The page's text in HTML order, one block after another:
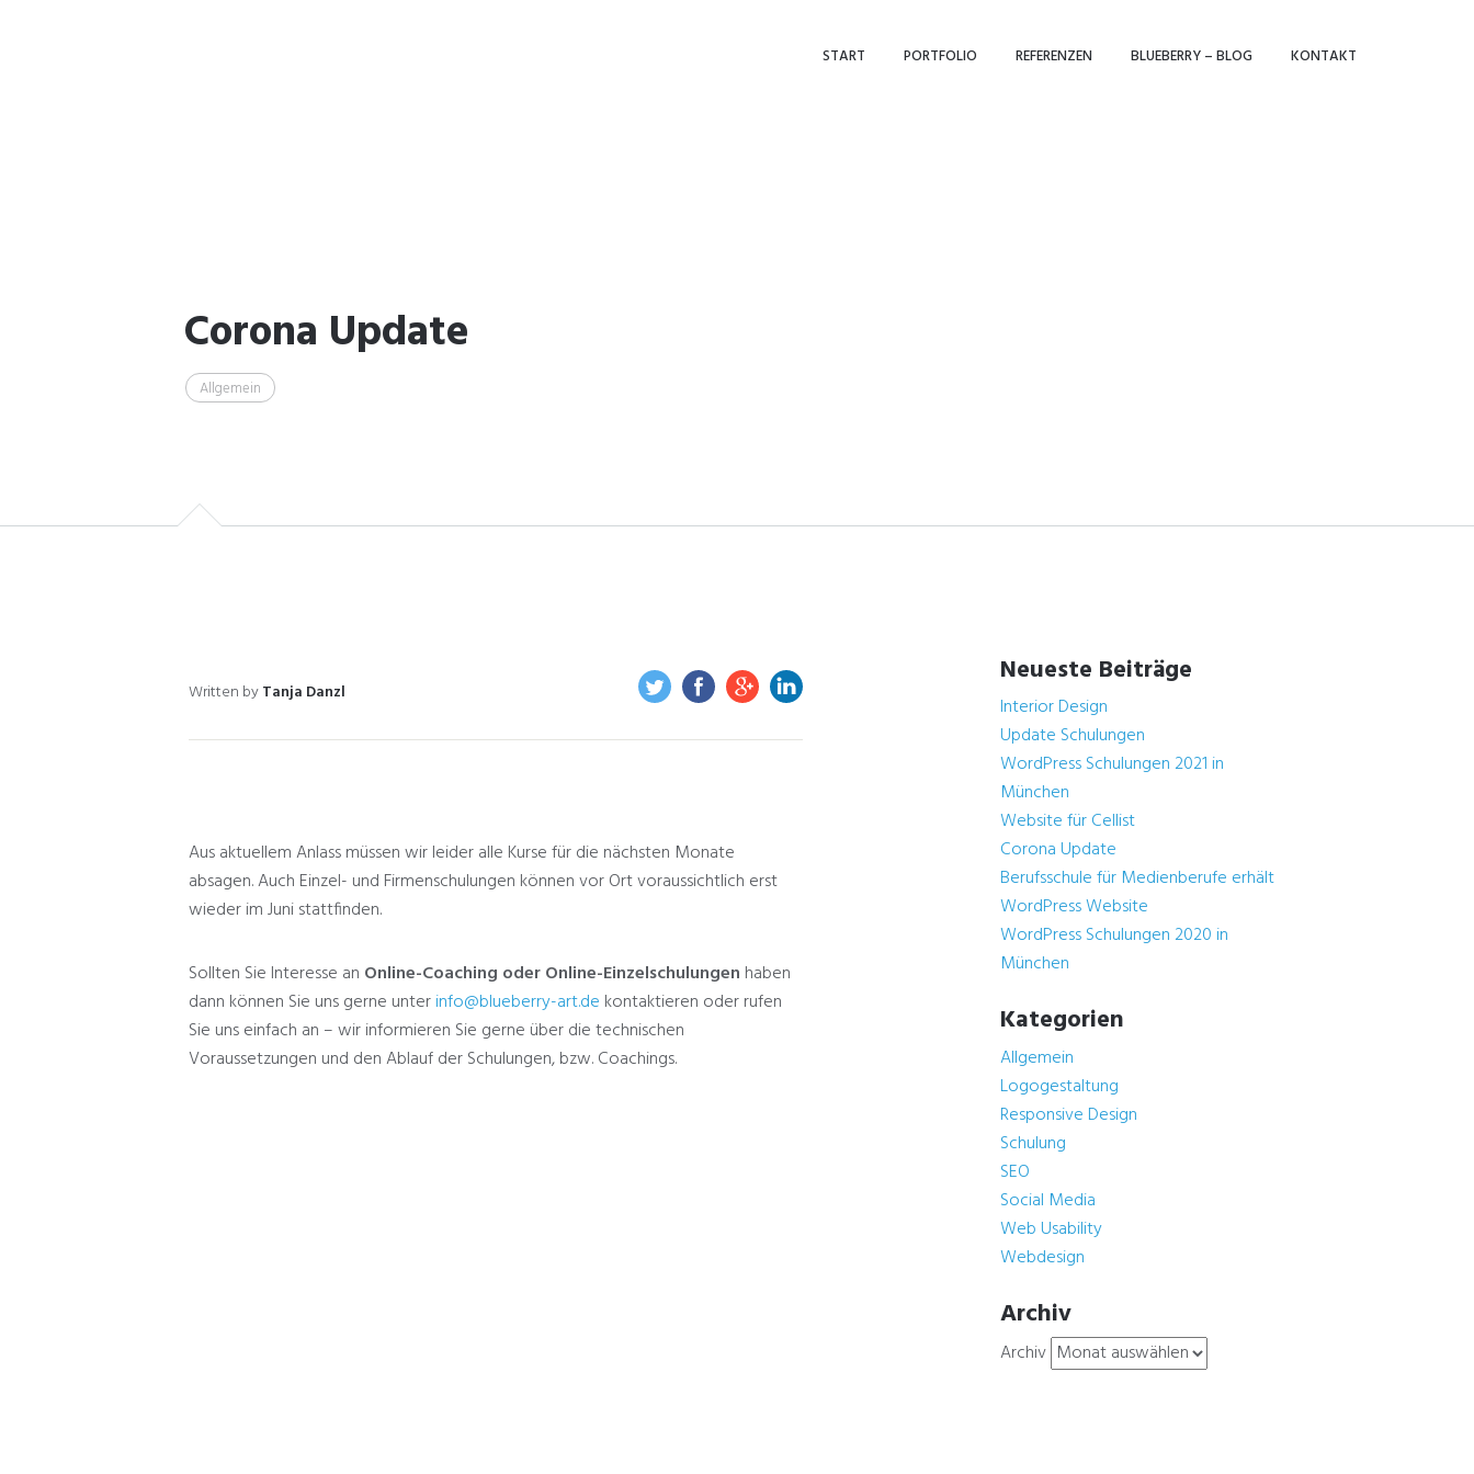
START PORTFOLIO REFERENZEN BLUEBERRY – BLOG KONTAKT
Corona Update
Allgemein
Written byTanja Danzl
Aus aktuellem Anlass müssen wir leider alle Kurse für die nächsten Monate
absagen. Auch Einzel- und Firmenschulungen können vor Ort voraussichtlich erst
wieder im Juni stattfinden.
Sollten Sie Interesse an Online-Coaching oder Online-Einzelschulungen haben
dann können Sie uns gerne unterinfo@blueberry-art.de kontaktieren oder rufen
Sie uns einfach an – wir informieren Sie gerne über die technischen
Voraussetzungen und den Ablauf der Schulungen, bzw. Coachings.
Neueste Beiträge
Interior Design
Update Schulungen
WordPress Schulungen 2021 in
München
Website für Cellist
Corona Update
Berufsschule für Medienberufe erhält
WordPress Website
WordPress Schulungen 2020 in
München
Kategorien
Allgemein
Logogestaltung
Responsive Design
Schulung
SEO
Social Media
Web Usability
Webdesign
Archiv
Archiv